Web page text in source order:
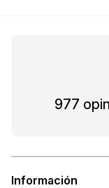
977
Información